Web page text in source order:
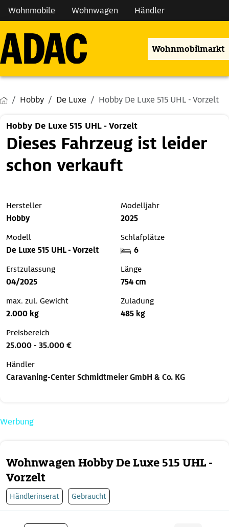
Wohnmobile Wohnwagen Händler
Wohnmobilmarkt
Hobby De Luxe Hobby De Luxe 515 UHL - Vorzelt
Wohnwagen Hobby De Luxe 515 UHL -
Vorzelt
Händlerinserat Gebraucht
Hobby De Luxe 515 UHL - Vorzelt
Dieses Fahrzeug ist leider
schon verkauft
Hersteller
Hobby
Modelljahr
2025
Modell
De Luxe 515 UHL - Vorzelt
Schlafplätze
6
Erstzulassung
04/2025
Länge
754 cm
max. zul. Gewicht
2.000 kg
Zuladung
485 kg
Preisbereich
25.000 - 35.000 €
Händler
Caravaning-Center Schmidtmeier GmbH & Co. KG
Werbung